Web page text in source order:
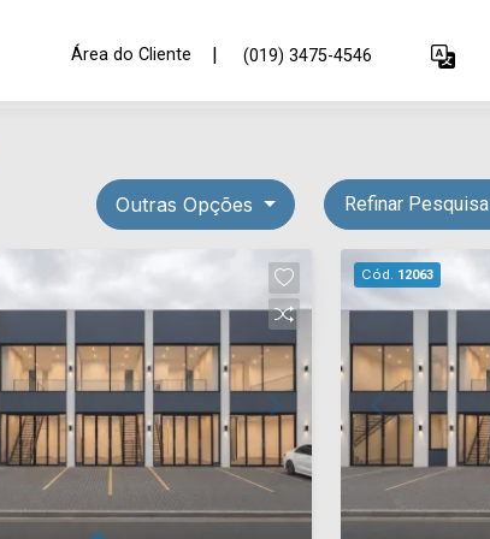
Área do Cliente | (019) 3475-4546
Outras Opções Refinar Pesquisa
Cód. 12063